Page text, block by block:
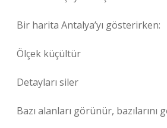
Bir harita Antalya’yı gösterirken:
Ölçek küçültür
Detayları siler
Bazı alanları görünür, bazılarını